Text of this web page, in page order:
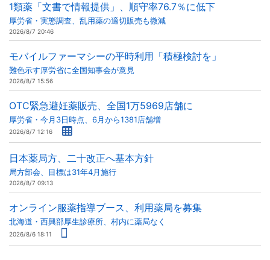
1類薬「文書で情報提供」、順守率76.7％に低下
厚労省・実態調査、乱用薬の適切販売も微減
2026/8/7 20:46
モバイルファーマシーの平時利用「積極検討を」
難色示す厚労省に全国知事会が意見
2026/8/7 15:56
OTC緊急避妊薬販売、全国1万5969店舗に
厚労省・今月3日時点、6月から1381店舗増
2026/8/7 12:16
日本薬局方、二十改正へ基本方針
局方部会、目標は31年4月施行
2026/8/7 09:13
オンライン服薬指導ブース、利用薬局を募集
北海道・西興部厚生診療所、村内に薬局なく
2026/8/6 18:11